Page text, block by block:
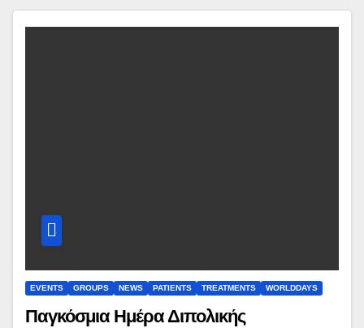
EVENTS GROUPS NEWS PATIENTS TREATMENTS WORLDDAYS
Παγκόσμια Ημέρα Διπολικής